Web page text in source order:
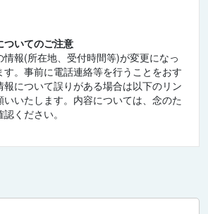
ついてのご注意
報(所在地、受付時間等)が変更になっ
す。事前に電話連絡等を行うことをおす
について誤りがある場合は以下のリン
いいたします。内容については、念のた
ください。